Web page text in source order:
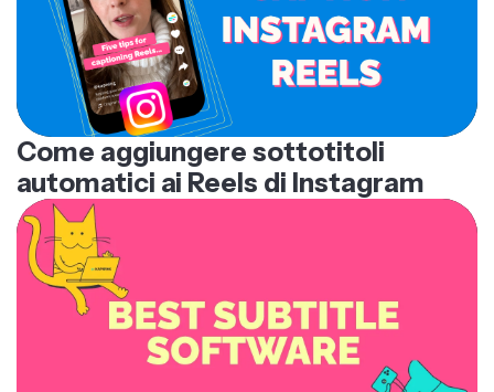
Come aggiungere sottotitoli
automatici ai Reels di Instagram